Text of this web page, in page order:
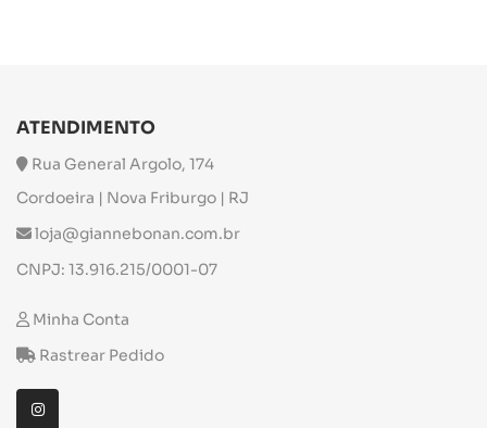
ATENDIMENTO
Rua General Argolo, 174
Cordoeira | Nova Friburgo | RJ
loja@giannebonan.com.br
CNPJ: 13.916.215/0001-07
Minha Conta
Rastrear Pedido